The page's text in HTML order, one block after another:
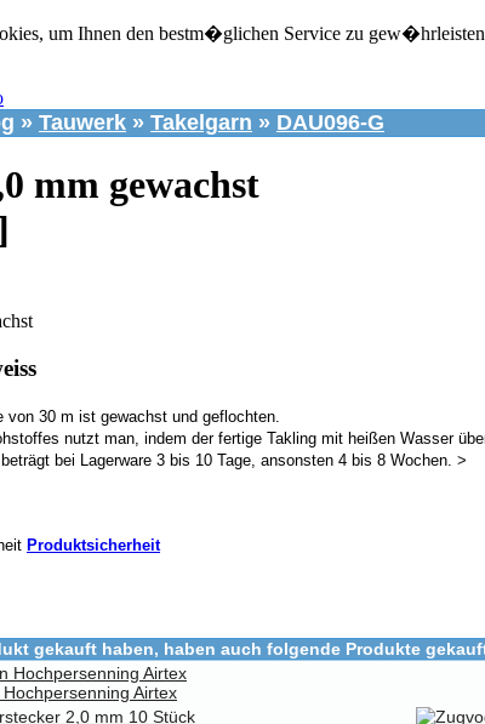
um Ihnen den bestm�glichen Service zu
» Tauwerk » Takelgarn » DAU096-G
mm gewachst
von 30 m ist gewachst und geflochten.
nutzt man, indem der fertige Takling mit heißen Wasser
bei Lagerware 3 bis 10 Tage, ansonsten 4 bis 8 Wochen. >
Produktsicherheit
gekauft haben, haben auch folgende Produkte
Airtex